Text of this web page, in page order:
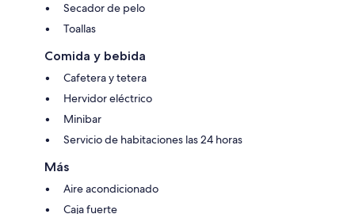
Secador de pelo
Toallas
Comida y bebida
Cafetera y tetera
Hervidor eléctrico
Minibar
Servicio de habitaciones las 24 horas
Más
Aire acondicionado
Caja fuerte